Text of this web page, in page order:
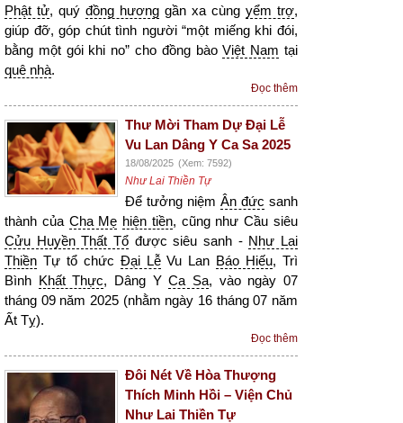
Phật tử, quý đồng hương gần xa cùng yểm trợ,
giúp đỡ, góp chút tình người “một miếng khi đói,
bằng một gói khi no” cho đồng bàoViệt Nam tại
quê nhà.
Đọc thêm
Thư Mời Tham Dự Đại Lễ
Vu Lan Dâng Y Ca Sa 2025
18/08/2025 (Xem: 7592)
Như Lai Thiền Tự
Để tưởng niệm Ân đức sanh
thành của Cha Mẹ hiện tiền, cũng như Cầu siêu
Cửu Huyền Thất Tổ được siêu sanh - Như Lai
Thiền Tự tổ chức Đại LễVu Lan Báo Hiếu, Trì
Bình Khất Thực, Dâng YCa Sa, vào ngày 07
tháng 09 năm 2025 (nhằm ngày 16 tháng 07 năm
Ất Tỵ).
Đọc thêm
Đôi Nét Về Hòa Thượng
Thích Minh Hồi – Viện Chủ
Như Lai Thiền Tự